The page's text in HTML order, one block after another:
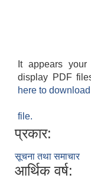
It appears
display PDF
here to
file.
प्रकार:
सूचना तथा समाचार
आर्थिक वर्ष: